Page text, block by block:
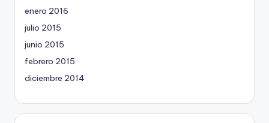
enero 2016
julio 2015
junio 2015
febrero 2015
diciembre 2014